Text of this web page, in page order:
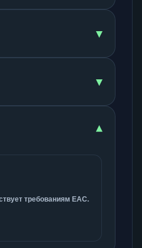
▾
▾
▾
требованиям ЕАС.